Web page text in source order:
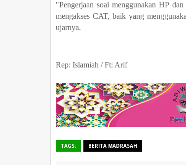
"Pengerjaan soal menggunakan HP
mengakses CAT, baik yang
ujarnya.
Rep: Islamiah / Ft: Arif
TAGS: BERITA MADRASAH